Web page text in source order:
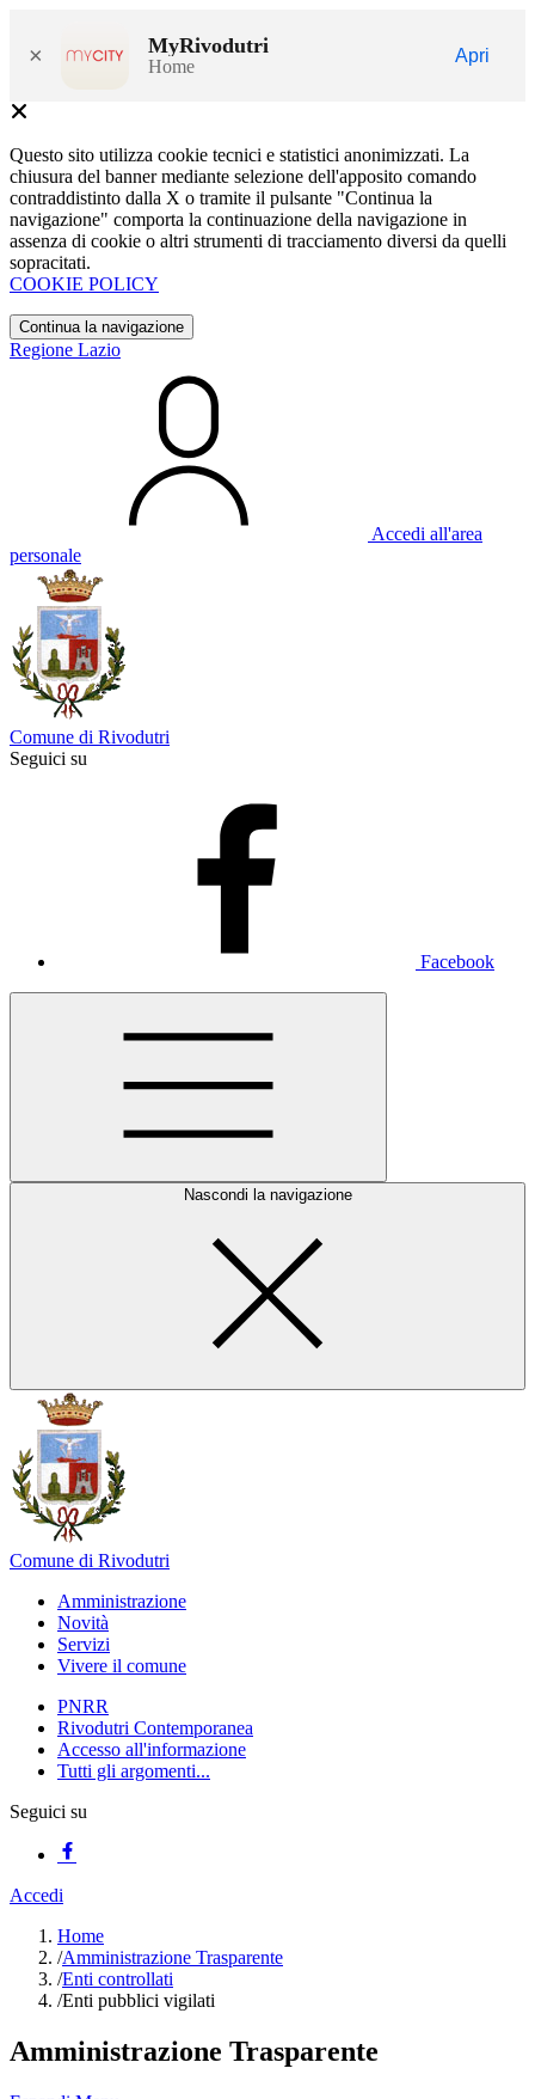
× MyRivodutri
Home
Apri
Questo sito utilizza cookie tecnici e statistici anonimizzati. La
chiusura del banner mediante selezione dell'apposito comando
contraddistinto dalla X o tramite il pulsante "Continua la
navigazione" comporta la continuazione della navigazione in
assenza di cookie o altri strumenti di tracciamento diversi da quelli
sopracitati.
COOKIE POLICY
Continua la navigazione
Regione Lazio
Accedi all'area
personale
Comune di Rivodutri
Seguici su
Facebook
Nascondi la navigazione
Comune di Rivodutri
Amministrazione
Novità
Servizi
Vivere il comune
PNRR
Rivodutri Contemporanea
Accesso all'informazione
Tutti gli argomenti...
Seguici su
Accedi
Home
/Amministrazione Trasparente
/Enti controllati
/Enti pubblici vigilati
Amministrazione Trasparente